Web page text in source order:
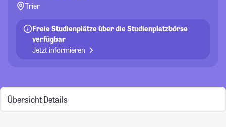
Trier
Freie Studienplätze über die Studienplatzbörse
verfügbar
Jetzt informieren
Übersicht Details